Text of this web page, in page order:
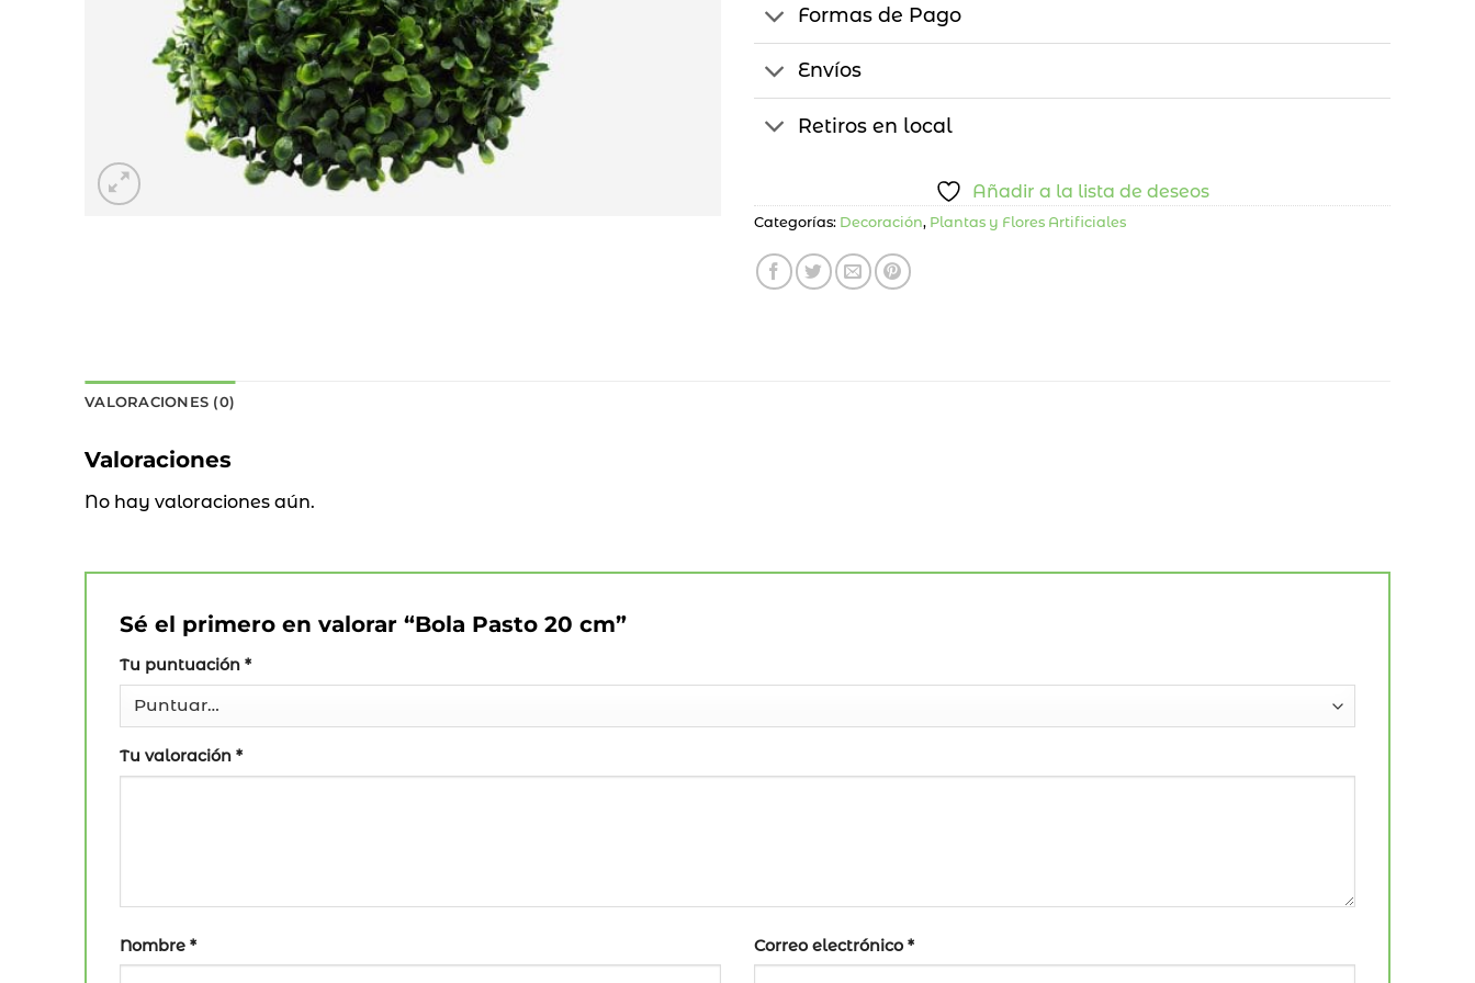
Formas de Pago
Envíos
Retiros en local
Añadir a la lista de deseos
Categorías: Decoración, Plantas y Flores Artificiales
VALORACIONES (0)
Valoraciones
No hay valoraciones aún.
Sé el primero en valorar “Bola Pasto 20 cm”
Tu puntuación *
Tu valoración *
Nombre * Correo electrónico *